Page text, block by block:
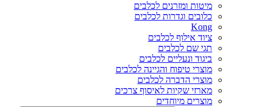
מיטות ומזרנים לכלבים
כלובים וגדרות לכלבים
Kong
ציוד אילוף לכלבים
תגי שם לכלבים
ביגוד ונעליים לכלבים
מוצרי טיפוח והגיינה לכלבים
מוצרי הדברה לכלבים
מארזי שקיות לאיסוף צרכים
מוצרים מיוחדים